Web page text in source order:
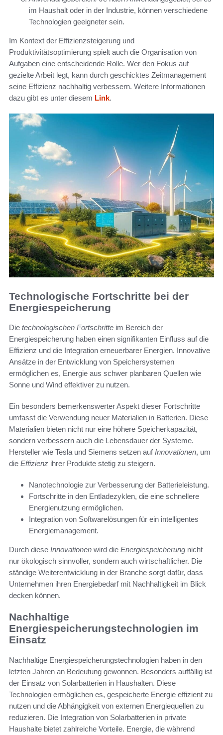
im Haushalt oder in der Industrie, können verschiedene
Technologien geeigneter sein.
Im Kontext der Effizienzsteigerung und
Produktivitätsoptimierung spielt auch die Organisation von
Aufgaben eine entscheidende Rolle. Wer den Fokus auf
gezielte Arbeit legt, kann durch geschicktes Zeitmanagement
seine Effizienz nachhaltig verbessern. Weitere Informationen
dazu gibt es unter diesem Link.
Technologische Fortschritte bei der
Energiespeicherung
Die technologischen Fortschritte im Bereich der
Energiespeicherung haben einen signifikanten Einfluss auf die
Effizienz und die Integration erneuerbarer Energien. Innovative
Ansätze in der Entwicklung von Speichersystemen
ermöglichen es, Energie aus schwer planbaren Quellen wie
Sonne und Wind effektiver zu nutzen.
Ein besonders bemerkenswerter Aspekt dieser Fortschritte
umfasst die Verwendung neuer Materialien in Batterien. Diese
Materialien bieten nicht nur eine höhere Speicherkapazität,
sondern verbessern auch die Lebensdauer der Systeme.
Hersteller wie Tesla und Siemens setzen aufInnovationen, um
die Effizienz ihrer Produkte stetig zu steigern.
Nanotechnologie zur Verbesserung der Batterieleistung.
Fortschritte in den Entladezyklen, die eine schnellere
Energienutzung ermöglichen.
Integration von Softwarelösungen für ein intelligentes
Energiemanagement.
Durch diese Innovationen wird die Energiespeicherung nicht
nur ökologisch sinnvoller, sondern auch wirtschaftlicher. Die
ständige Weiterentwicklung in der Branche sorgt dafür, dass
Unternehmen ihren Energiebedarf mit Nachhaltigkeit im Blick
decken können.
Nachhaltige
Energiespeicherungstechnologien im
Einsatz
Nachhaltige Energiespeicherungstechnologien haben in den
letzten Jahren an Bedeutung gewonnen. Besonders auffällig ist
der Einsatz von Solarbatterien in Haushalten. Diese
Technologien ermöglichen es, gespeicherte Energie effizient zu
nutzen und die Abhängigkeit von externen Energiequellen zu
reduzieren. Die Integration von Solarbatterien in private
Haushalte bietet zahlreiche Vorteile. Energie, die während